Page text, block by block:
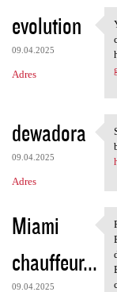
evolution
09.04.2025
Adres
dewadora
09.04.2025
Adres
Miami
chauffeur...
09.04.2025